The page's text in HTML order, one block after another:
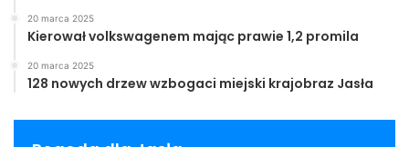
20 marca 2025
Kierował volkswagenem mając prawie 1,2 promila
20 marca 2025
128 nowych drzew wzbogaci miejski krajobraz Jasła